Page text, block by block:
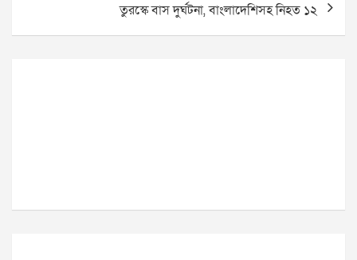
তুরস্কে বাস দুর্ঘটনা, বাংলাদেশিসহ নিহত ১২